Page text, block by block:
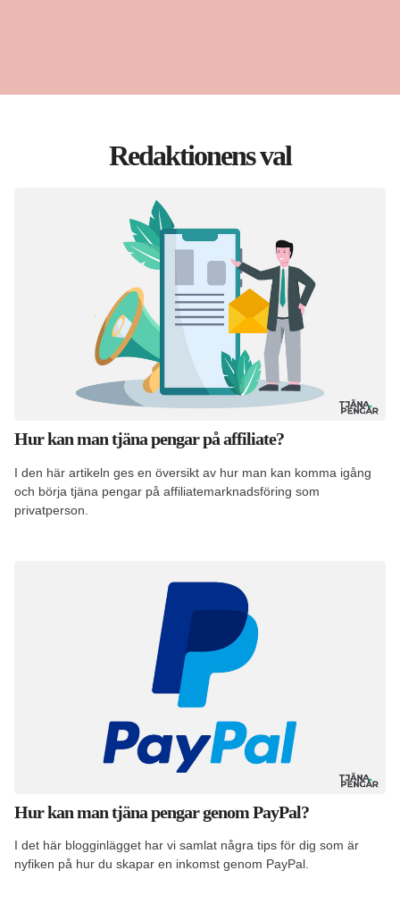
Redaktionens val
Hur kan man tjäna pengar på affiliate?
I den här artikeln ges en översikt av hur man kan komma igång
och börja tjäna pengar på affiliatemarknadsföring som
privatperson.
Hur kan man tjäna pengar genom PayPal?
I det här blogginlägget har vi samlat några tips för dig som är
nyfiken på hur du skapar en inkomst genom PayPal.